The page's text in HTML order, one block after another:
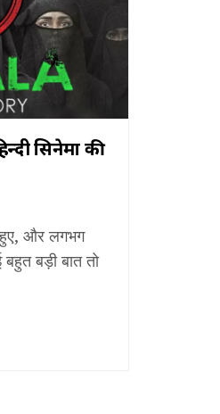
सिनेमा की
हुए, और लगभग
बड़ी बात तो